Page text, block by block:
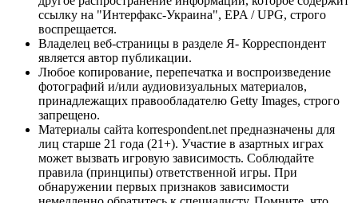
ссылку на "Интерфакс-Украина", EPA / UPG, строго
воспрещается.
Владелец веб-страницы в разделе Я- Корреспондент
является автор публикации.
Любое копирование, перепечатка и воспроизведение
фотографий и/или аудиовизуальных материалов,
принадлежащих правообладателю Getty Images, строго
запрещено.
Материалы сайта korrespondent.net предназначены для
лиц старше 21 года (21+). Участие в азартных играх
может вызвать игровую зависимость. Соблюдайте
правила (принципы) ответственной игры. При
обнаружении первых признаков зависимости